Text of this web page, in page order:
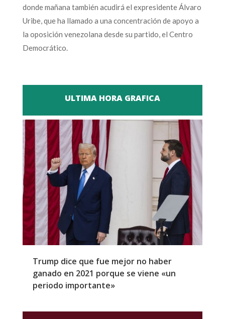
donde mañana también acudirá el expresidente Álvaro
Uribe, que ha llamado a una concentración de apoyo a
la oposición venezolana desde su partido, el Centro
Democrático.
ULTIMA HORA GRAFICA
Trump dice que fue mejor no haber
ganado en 2021 porque se viene «un
periodo importante»